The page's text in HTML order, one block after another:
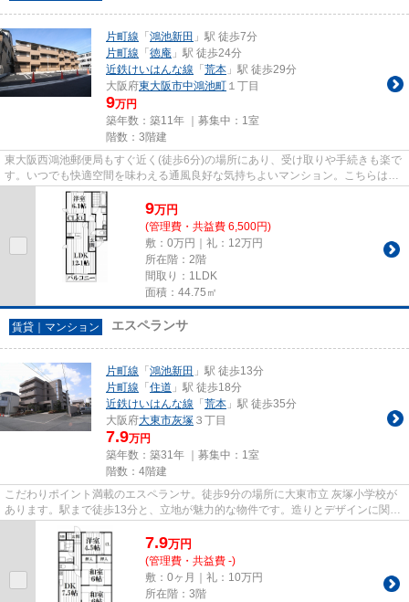
片町線 「 鴻池新田 」駅 徒歩7分
片町線 「 徳庵 」駅 徒歩24分
近鉄けいはんな線 「 荒本 」駅 徒歩29分
大阪府東大阪市中鴻池町 １丁目
9万円
築年数：築11年 ｜募集中： 1室
階数：3階建
東大阪西鴻池郵便局もすぐ近く(徒歩6分)の場所にあり、受け取りや手続きも楽で
す。いつでも快適空間を味わえる通風良好な気持ちよいマンション。こちらはマ
ンションタイプになります。...
9万円
(管理費・共益費 6,500円)
敷：0万円｜礼：12万円
所在階：2階
間取り：1LDK
面積：44.75㎡
賃貸｜マンション エスペランサ
片町線 「 鴻池新田 」駅 徒歩13分
片町線 「 住道 」駅 徒歩18分
近鉄けいはんな線 「 荒本 」駅 徒歩35分
大阪府大東市灰塚 ３丁目
7.9万円
築年数：築31年 ｜募集中： 1室
階数：4階建
こだわりポイント満載のエスペランサ。徒歩9分の場所に大東市立 灰塚小学校が
あります。駅まで徒歩13分と、立地が魅力的な物件です。造りとデザインに関し
て、自信をもって情報を提供...
7.9万円
(管理費・共益費 -)
敷：0ヶ月｜礼：10万円
所在階：3階